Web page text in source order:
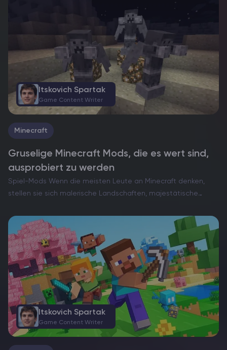
through enchantments is perpetual, yet the…
Itskovich Spartak
Game Content Writer
Minecraft
Gruselige Minecraft Mods, die es wert sind,
ausprobiert zu werden
Spiel-Mods Wenn die meisten Leute an Minecraft denken,
stellen sie sich malerische Landschaften, majestätische
was wäre, wenn ich Ihnen sagen würde, dass es auf Minecraft
eine ganze…
Itskovich Spartak
Game Content Writer